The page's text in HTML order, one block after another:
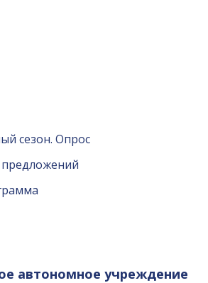
сезон. Опрос
автономное учреждение